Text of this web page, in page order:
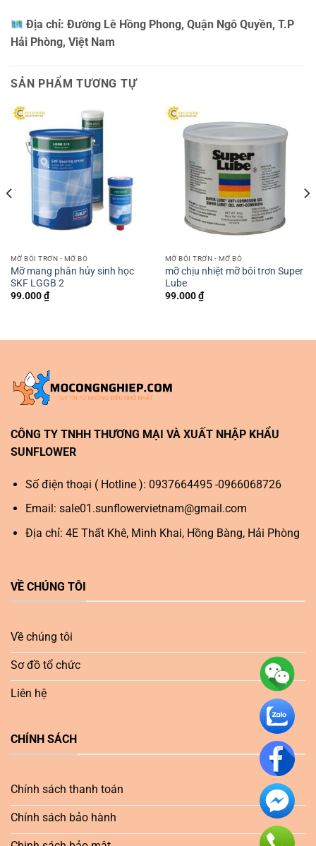
Địa chỉ:Đường Lê Hồng Phong, Quận Ngô Quyền, T.P
Hải Phòng, Việt Nam
SẢN PHẨM TƯƠNG TỰ
MỠ BÔI TRƠN - MỠ BÒ
Mỡ mang phân hủy sinh học
SKF LGGB 2
99.000₫
MỠ BÔI TRƠN - MỠ BÒ
mỡ chịu nhiệt mỡ bôi trơn Super
Lube
99.000₫
CÔNG TY TNHH THƯƠNG MẠI VÀ XUẤT NHẬP KHẨU
SUNFLOWER
Số điện thoại ( Hotline ): 0937664495 -0966068726
Email: sale01.sunflowervietnam@gmail.com
Địa chỉ: 4E Thất Khê, Minh Khai, Hồng Bàng, Hải Phòng
VỀ CHÚNG TÔI
Về chúng tôi
Sơ đồ tổ chức
Liên hệ
CHÍNH SÁCH
Chính sách thanh toán
Chính sách bảo hành